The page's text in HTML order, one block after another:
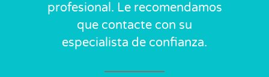
profesional. Le recomendamos
que contacte con su
especialista de confianza.